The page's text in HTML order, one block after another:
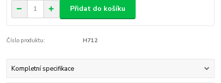
Přidat do košíku
Číslo produktu: H712
Kompletní specifikace